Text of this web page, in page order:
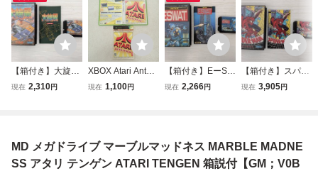
【箱付き】大旋風
メガドライブ MD
現在 2,310円
XBOX Atari Anthol
ogy アタリアンソ
現在 1,100円
【箱付き】EーSW
AT メガドライブ
現在 2,266円
【箱付き】スパイ
ダーマン メガドラ
現在 3,905円
MD メガドライブ マーブルマッドネス MARBLE MADNE
SS アタリ テンゲン ATARI TENGEN 箱説付【GM；V0B